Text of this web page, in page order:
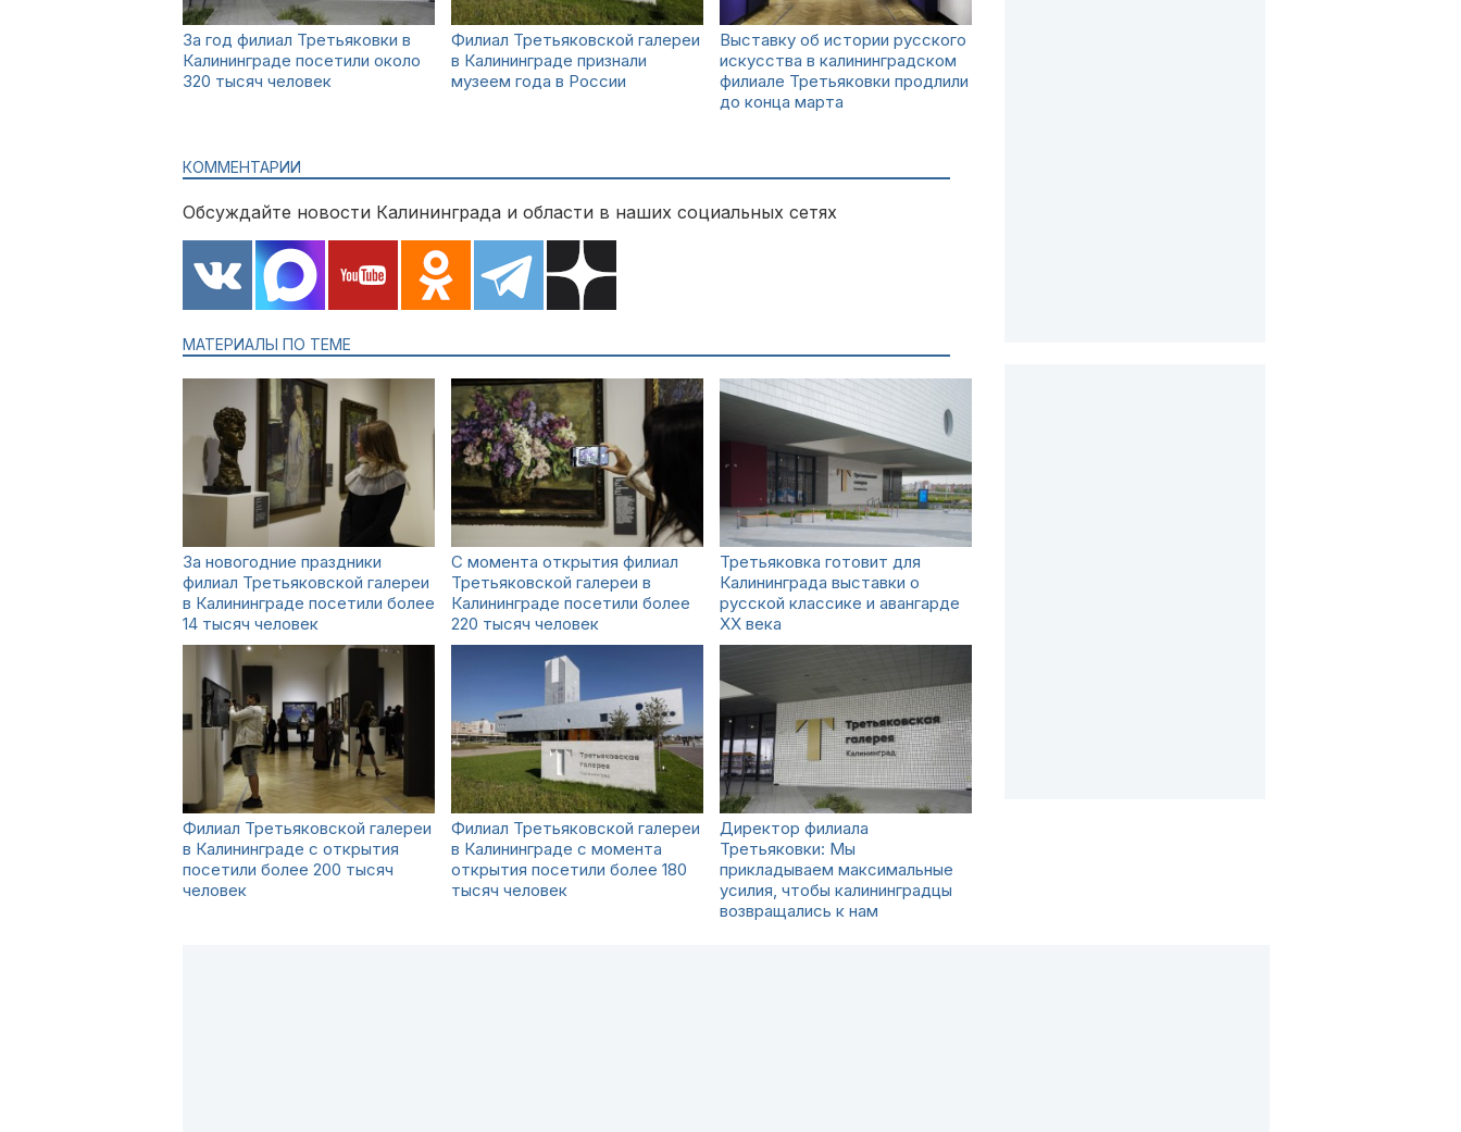
За год филиал Третьяковки в
Калининграде посетили около
320 тысяч человек
Филиал Третьяковской галереи
в Калининграде признали
музеем года в России
Выставку об истории русского
искусства в калининградском
филиале Третьяковки продлили
до конца марта
КОММЕНТАРИИ
Обсуждайте новости Калининграда и области в наших социальных сетях
МАТЕРИАЛЫ ПО ТЕМЕ
За новогодние праздники
филиал Третьяковской галереи
в Калининграде посетили более
14 тысяч человек
С момента открытия филиал
Третьяковской галереи в
Калининграде посетили более
220 тысяч человек
Третьяковка готовит для
Калининграда выставки о
русской классике и авангарде
XX века
Филиал Третьяковской галереи
в Калининграде с открытия
посетили более 200 тысяч
человек
Филиал Третьяковской галереи
в Калининграде с момента
открытия посетили более 180
тысяч человек
Директор филиала
Третьяковки: Мы
прикладываем максимальные
усилия, чтобы калининградцы
возвращались к нам